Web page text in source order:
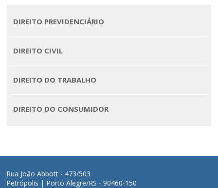
Profissionais
DIREITO PREVIDENCIÁRIO
DIREITO CIVIL
DIREITO DO TRABALHO
DIREITO DO CONSUMIDOR
Rua João Abbott - 473/503
Petrópolis | Porto Alegre/RS - 90460-150